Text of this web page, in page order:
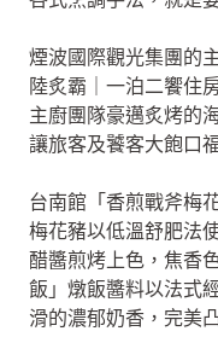
煙波國際觀光集團的
陸炙霸｜一泊二饗住
主廚團隊豪邁炙烤的
讓旅客及饕客大飽口福
台南館「香煎戰斧梅
梅花豬以低溫舒肥法
醋醬煎烤上色，焦香
飯」燉飯醬料以法式
滑的濃郁奶香，完美